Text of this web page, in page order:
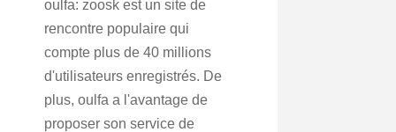
oulfa: zoosk est un site de
rencontre populaire qui
compte plus de 40 millions
d'utilisateurs enregistrés. De
plus, oulfa a l'avantage de
proposer son service de